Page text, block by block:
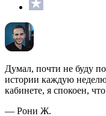
Думал, почти не буду
истории каждую
кабинете, я спокоен,
— Рони Ж.